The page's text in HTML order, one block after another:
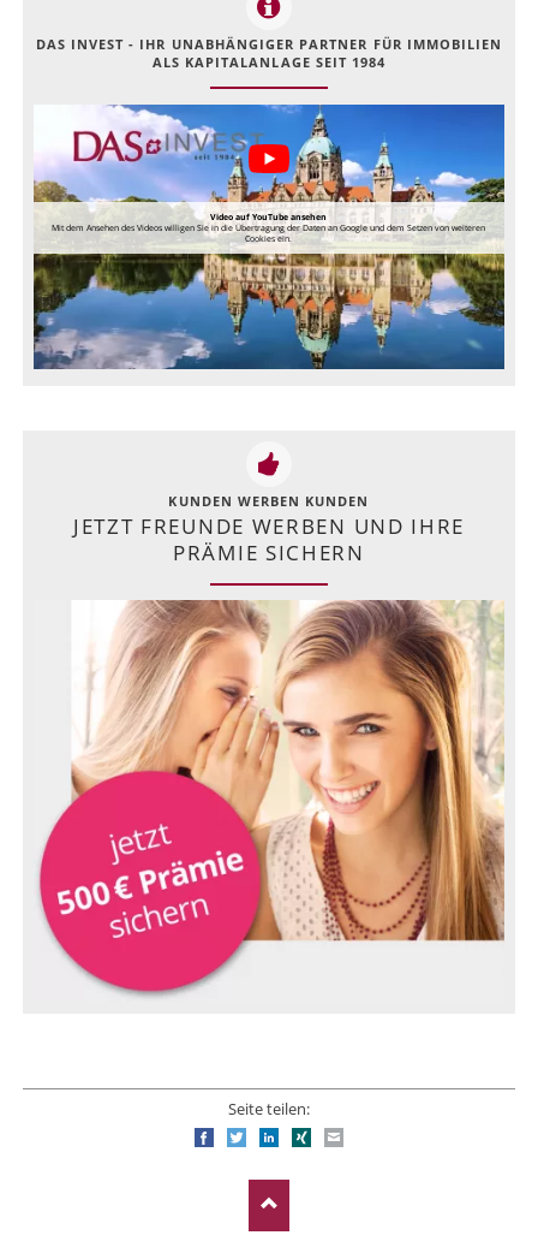
DAS INVEST - IHR UNABHÄNGIGER PARTNER FÜR IMMOBILIEN
ALS KAPITALANLAGE SEIT 1984
Video auf YouTube ansehen
Mit dem Ansehen des Videos willigen Sie in die Übertragung der Daten an Google und dem Setzen von weiteren
Cookies ein.
KUNDEN WERBEN KUNDEN
JETZT FREUNDE WERBEN UND IHRE
PRÄMIE SICHERN
Seite teilen:
FacebookTwitterLinkedIn
Xing